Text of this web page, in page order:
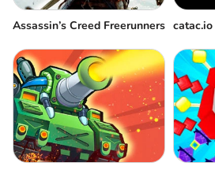
Assassin’s Creed Freerunners catac.io